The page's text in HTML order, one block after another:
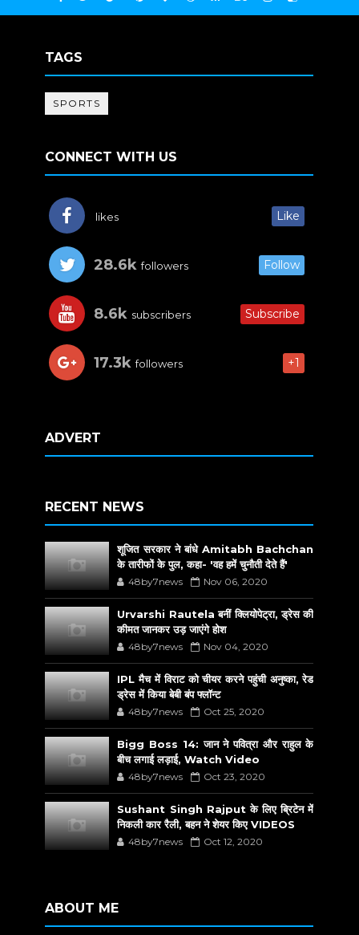
TAGS
SPORTS
CONNECT WITH US
likes Like
28.6k followers Follow
8.6k subscribers Subscribe
17.3k followers +1
ADVERT
RECENT NEWS
शूजित सरकार ने बांधे Amitabh Bachchan
के तारीफों के पुल, कहा- 'वह हमें चुनौती देते हैं'
48by7news Nov 06, 2020
Urvarshi Rautela बनीं क्लियोपेट्रा, ड्रेस की
कीमत जानकर उड़ जाएंगे होश
48by7news Nov 04, 2020
IPL मैच में विराट को चीयर करने पहुंची अनुष्का, रेड
ड्रेस में किया बेबी बंप फ्लॉन्ट
48by7news Oct 25, 2020
Bigg Boss 14: जान ने पवित्रा और राहुल के
बीच लगाई लड़ाई, Watch Video
48by7news Oct 23, 2020
Sushant Singh Rajput के लिए ब्रिटेन में
निकली कार रैली, बहन ने शेयर किए VIDEOS
48by7news Oct 12, 2020
ABOUT ME